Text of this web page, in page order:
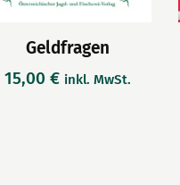
Geldfragen
15,00€ inkl. MwSt.